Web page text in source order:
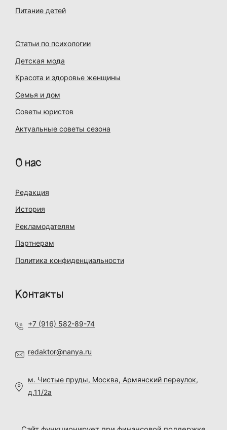
Питание детей
Статьи по психологии
Детская мода
Красота и здоровье женщины
Семья и дом
Советы юристов
Актуальные советы сезона
О нас
Редакция
История
Рекламодателям
Партнерам
Политика конфиденциальности
Контакты
+7 (916) 582-89-74
redaktor@nanya.ru
м. Чистые пруды, Москва, Армянский переулок,
д.11/2а